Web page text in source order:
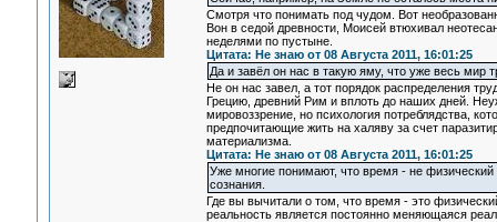
Смотря что понимать под чудом. Вот
Вон в седой древности, Моисей втюхивал
неделями по пустыне.
Цитата: Не знаю от 08 Августа 2011, 16:01:25
Да и завёл он нас в такую яму, что уже весь мир
Не он нас завел, а тот порядок распределения
Грецию, древний Рим и вплоть до наших дней.
мировоззрение, но психология потреблядства,
предпочитающие жить на халяву за счет
материализма.
Цитата: Не знаю от 08 Августа 2011, 16:01:25
Уже многие понимают, что время - не физический
сознания.
Где вы вычитали о том, что время - это
реальность является постоянно меняющаяся